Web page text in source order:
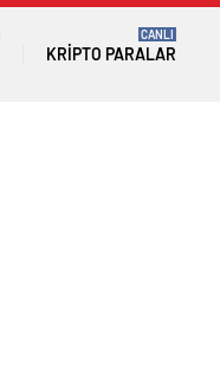
KRIPTO PARALAR
CANLI